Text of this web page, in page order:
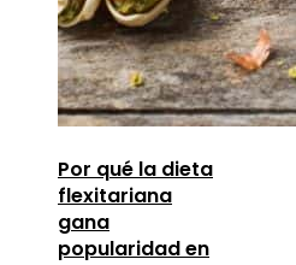
Por qué la dieta
flexitariana
gana
popularidad en